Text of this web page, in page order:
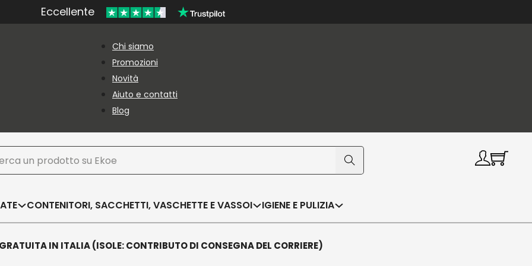
Eccellente
Chi siamo
Promozioni
Novità
Aiuto e contatti
Blog
CONTENITORI, SACCHETTI, VASCHETTE E VASSOI IGIENE E PULIZIA
IN ITALIA (ISOLE: CONTRIBUTO DI CONSEGNA DEL CORRIERE)